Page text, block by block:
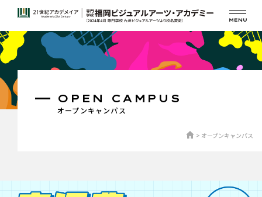
オープンキャンパス
OPEN CAMPUS
オープンキャンパス